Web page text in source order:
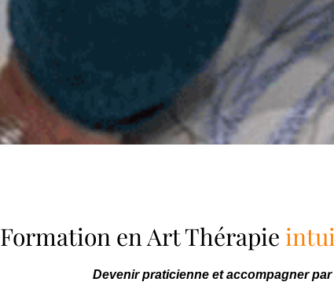
Formation en Art Thérapie
Devenir praticienne et accompagner